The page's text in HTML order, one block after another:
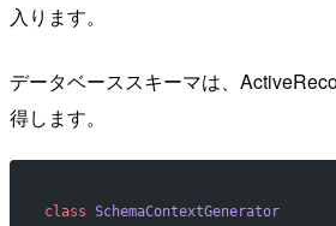
入ります。
データベーススキーマは、
得します。
class SchemaContextGenerator